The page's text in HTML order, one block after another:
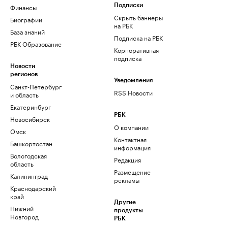
Финансы
Биографии
База знаний
РБК Образование
Новости
регионов
Санкт-Петербург
и область
Екатеринбург
Новосибирск
Омск
Башкортостан
Вологодская
область
Калининград
Краснодарский
край
Нижний
Новгород
Подписки
Скрыть баннеры
на РБК
Подписка на РБК
Корпоративная
подписка
Уведомления
RSS Новости
РБК
О компании
Контактная
информация
Редакция
Размещение
рекламы
Другие
продукты
РБК